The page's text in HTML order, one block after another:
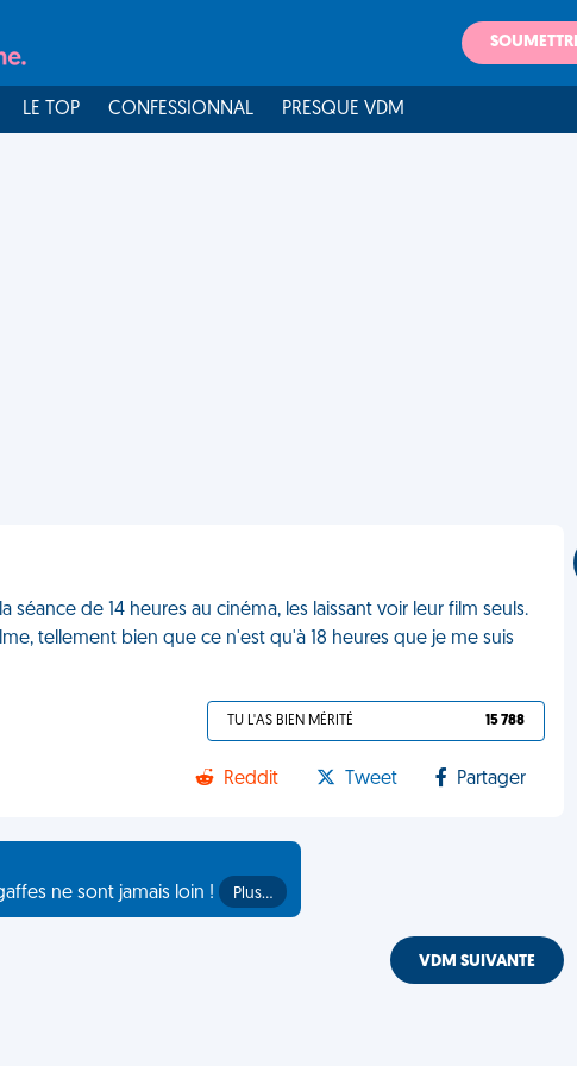
LE TOP CONFESSIONNAL PRESQUE VDM
séance de 14 heures au cinéma, les laissant voir leur film seuls.
tellement bien que ce n'est qu'à 18 heures que je me suis
TU L'AS BIEN MÉRITÉ 15 788
Reddit Tweet Partager
ne sont jamais loin !
Plus…
VDM SUIVANTE